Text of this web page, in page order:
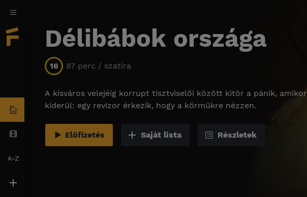
Délibábok országa
16 87 perc / szatíra
A kisváros velejéig korrupt tisztviselői között kitör a pánik, amikor
kiderül: egy revizor érkezik, hogy a körmükre nézzen.
Előfizetés Saját lista Részletek